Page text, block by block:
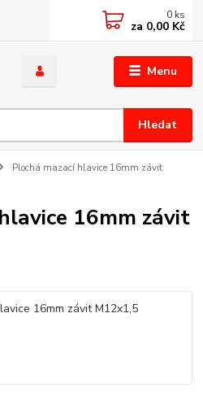
Menu
Hledat
0 ks
za 0,00 Kč
Plochá mazací hlavice 16mm závit
16mm závit